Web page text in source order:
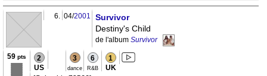
6. 04/2001
Survivor
Destiny's Child
de l'album Survivor
59 pts 2
US
3
dance
6
R&B
1
UK